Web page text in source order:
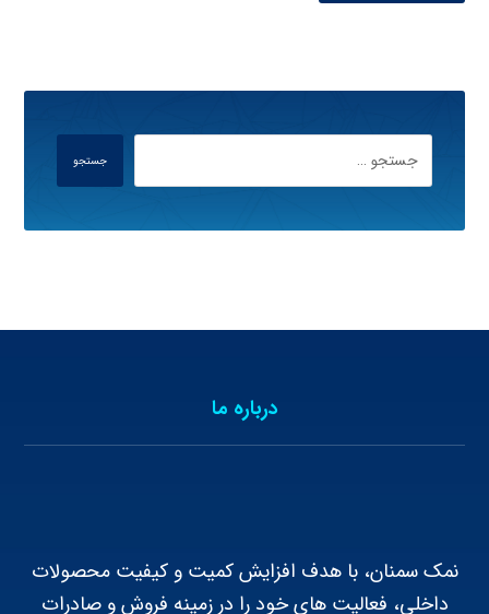
جستجو
درباره ما
نمک سمنان، با هدف افزایش کمیت و کیفیت محصولات
داخلی، فعالیت های خود را در زمینه فروش و صادرات